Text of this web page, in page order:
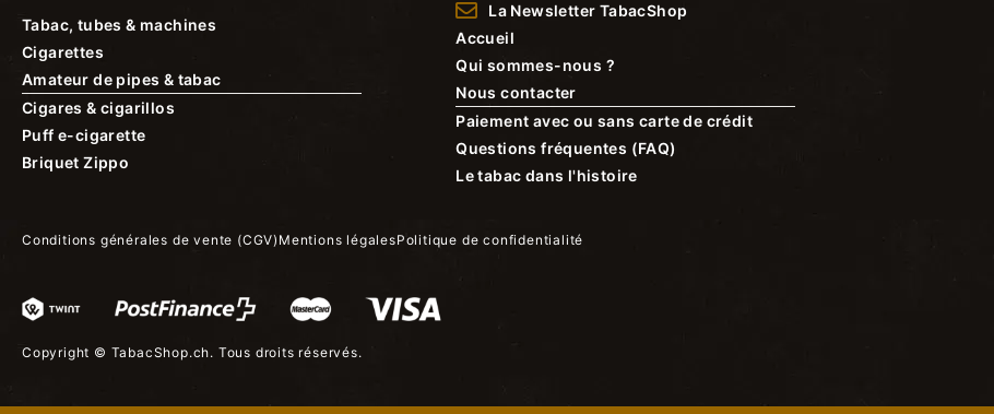
Tabac, tubes & machines
Cigarettes
Amateur de pipes & tabac
Cigares & cigarillos
Puff e-cigarette
Briquet Zippo
La Newsletter TabacShop
Accueil
Qui sommes-nous ?
Nous contacter
Paiement avec ou sans carte de crédit
Questions fréquentes (FAQ)
Le tabac dans l'histoire
Conditions générales de vente (CGV) Mentions légalesPolitique de confidentialité
Copyright © TabacShop.ch. Tous droits réservés.